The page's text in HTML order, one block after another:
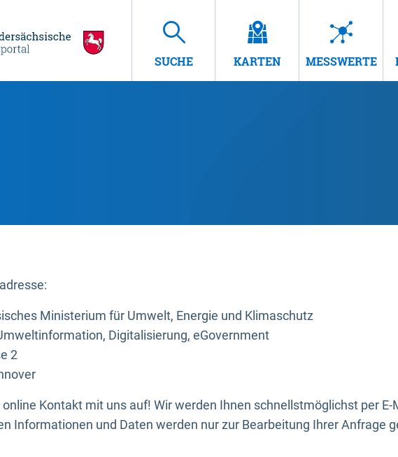
SUCHE KARTEN MESSWERTE
Ministerium für Umwelt, Energie und Klimaschutz
Digitalisierung, eGovernment
2
online Kontakt mit uns auf! Wir werden Ihnen schnellstmöglichst per
Informationen und Daten werden nur zur Bearbeitung Ihrer Anfrage